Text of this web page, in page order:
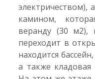
электричеством),
камином,
веранду (30 м2),
переходит в
находится
а также